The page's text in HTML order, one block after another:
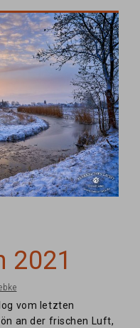
2021
vom letzten
an der frischen Luft,